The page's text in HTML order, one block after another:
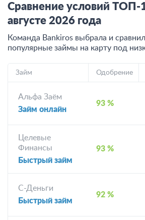
Сравнение условий ТОП-
августе 2026 года
Команда Bankiros выбрала и
популярные займы на карту под
Займ Одобрение
Альфа Заём
Займ онлайн
93 %
Целевые
Финансы
Быстрый займ
93 %
С-Деньги
Быстрый займ
92 %